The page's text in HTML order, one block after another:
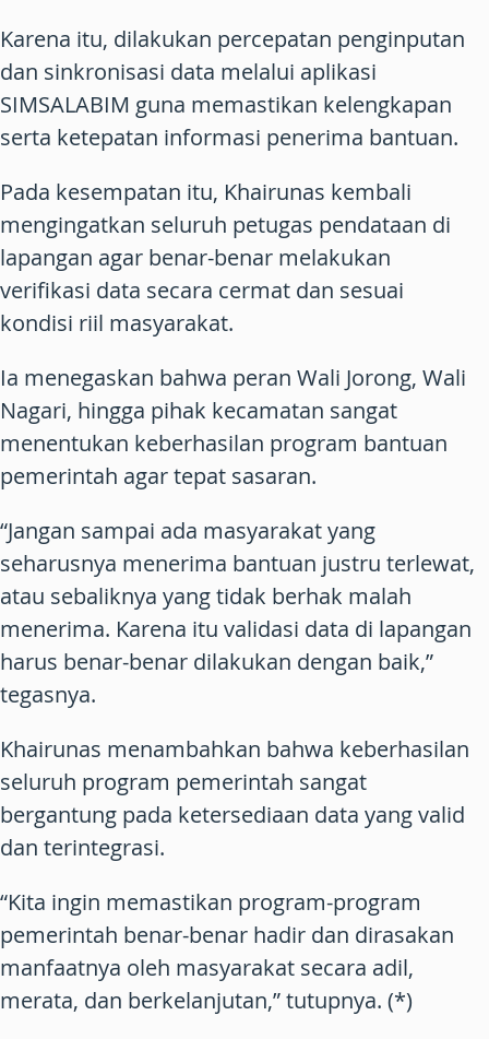
Karena itu, dilakukan percepatan penginputan
dan sinkronisasi data melalui aplikasi
SIMSALABIM guna memastikan kelengkapan
serta ketepatan informasi penerima bantuan.
Pada kesempatan itu, Khairunas kembali
mengingatkan seluruh petugas pendataan di
lapangan agar benar-benar melakukan
verifikasi data secara cermat dan sesuai
kondisi riil masyarakat.
Ia menegaskan bahwa peran Wali Jorong, Wali
Nagari, hingga pihak kecamatan sangat
menentukan keberhasilan program bantuan
pemerintah agar tepat sasaran.
“Jangan sampai ada masyarakat yang
seharusnya menerima bantuan justru terlewat,
atau sebaliknya yang tidak berhak malah
menerima. Karena itu validasi data di lapangan
harus benar-benar dilakukan dengan baik,”
tegasnya.
Khairunas menambahkan bahwa keberhasilan
seluruh program pemerintah sangat
bergantung pada ketersediaan data yang valid
dan terintegrasi.
“Kita ingin memastikan program-program
pemerintah benar-benar hadir dan dirasakan
manfaatnya oleh masyarakat secara adil,
merata, dan berkelanjutan,” tutupnya. (*)